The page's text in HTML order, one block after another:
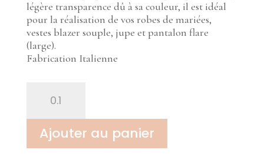
légère transparence dû à sa couleur, il est idéal
pour la réalisation de vos robes de mariées,
vestes blazer souple, jupe et pantalon flare
(large).
Fabrication Italienne
blanc
naturel
(ivoire)
Ajouter au panier